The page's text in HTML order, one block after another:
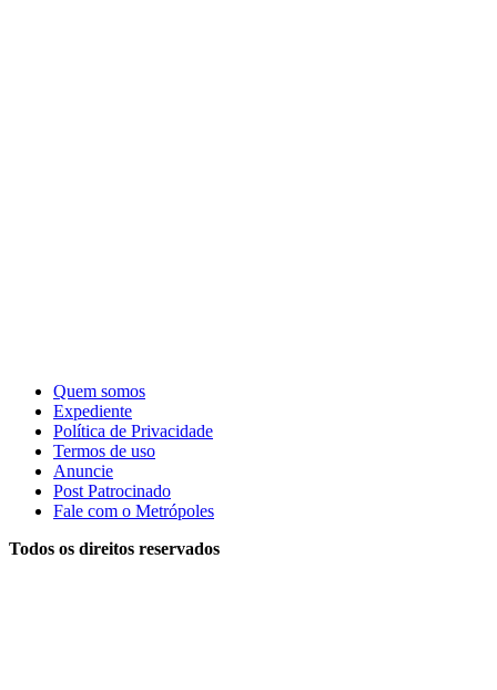
Quem somos
Expediente
Política de Privacidade
Termos de uso
Anuncie
Post Patrocinado
Fale com o Metrópoles
Todos os direitos reservados